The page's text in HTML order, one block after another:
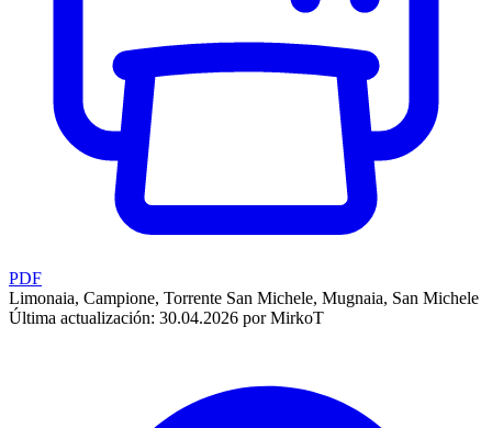
PDF
Limonaia, Campione, Torrente San Michele, Mugnaia, San Michele
Última actualización: 30.04.2026 por MirkoT